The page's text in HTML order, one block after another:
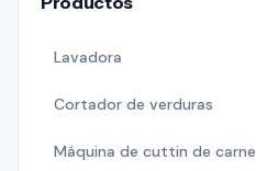
Lavadora
Cortador de verduras
Máquina de cuttin de carne